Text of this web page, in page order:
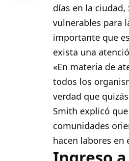
días en la
vulnerables para
importante que
exista una
«En materia de
todos los
verdad que
Smith explicó
comunidades
hacen labores en